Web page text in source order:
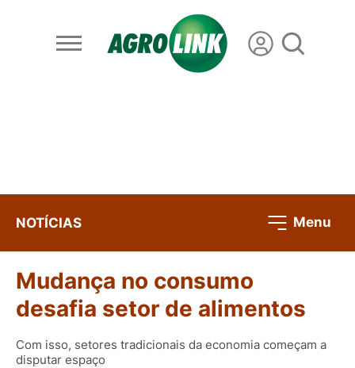
NOTÍCIAS Menu
Mudança no consumo
desafia setor de alimentos
Com isso, setores tradicionais da economia começam a
disputar espaço